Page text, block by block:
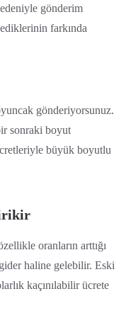
gönderim
farkında
gönderiyorsunuz.
sonraki boyut
büyük boyutlu
oranların arttığı
haline gelebilir. Eski
kaçınılabilir ücrete